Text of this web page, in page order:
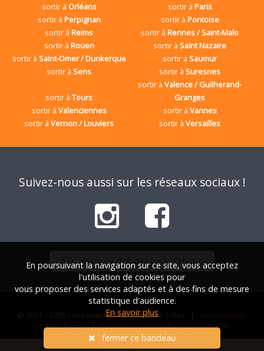
sortir à Orléans sortir à Paris
sortir à Perpignan sortir à Pontoise
sortir àReims sortir àRennes / Saint-Malo
sortir à Rouen sortir àSaint Nazaire
sortir à Saint-Omer / Dunkerque sortir àSaumur
sortir àSens sortir àSuresnes
sortir àTours
sortir àValence / Guilherand-
Granges
sortir à Valenciennes sortir à Vannes
sortir àVernon / Louviers sortir àVersailles
Suivez-nous aussi sur les réseaux sociaux !
Envie de discuter sur le Tchat ?
© 2001 / 2026 • Association Française des Solos | Qui sommes-
nous ?|FAQ|Mentions légales|Nous contacter
En poursuivant la navigation sur ce site, vous acceptez
l'utilisation de cookies pour
vous proposer des services adaptés et à des fins de mesure
statistique d'audience.
En savoir plus
fermer ce bandeau